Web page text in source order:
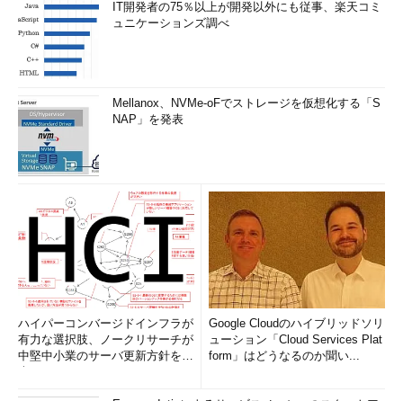
IT開発者の75％以上が開発以外にも従事、楽天コミ
ュニケーションズ調べ
Mellanox、NVMe-oFでストレージを仮想化する「S
NAP」を発表
ハイパーコンバージドインフラが
有力な選択肢、ノークリサーチが
中堅中小業のサーバ更新方針を調
Google Cloudのハイブリッドソリ
ューション「Cloud Services Plat
form」はどうなるのか聞い...